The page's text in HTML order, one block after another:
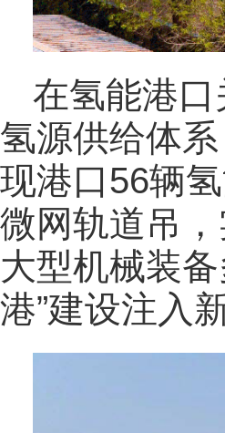
在氢能港
氢源供给体
现港口56辆
微网轨道吊
大型机械装
港”建设注入